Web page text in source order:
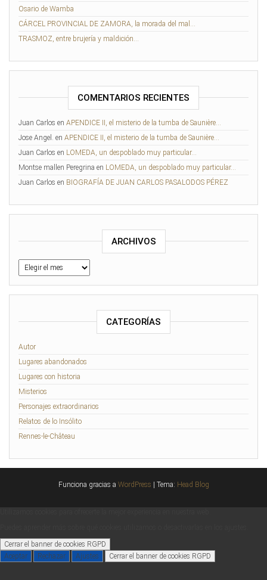
Osario de Wamba
CÁRCEL PROVINCIAL DE ZAMORA, la morada del mal…
TRASMOZ, entre brujería y maldición…
COMENTARIOS RECIENTES
Juan Carlos en APENDICE II, el misterio de la tumba de Saunière…
Jose Angel. en APENDICE II, el misterio de la tumba de Saunière…
Juan Carlos en LOMEDA, un despoblado muy particular…
Montse mallen Peregrina en LOMEDA, un despoblado muy particular…
Juan Carlos en BIOGRAFÍA DE JUAN CARLOS PASALODOS PÉREZ
ARCHIVOS
Archivos
CATEGORÍAS
Autor
Lugares abandonados
Lugares con historia
Misterios
Personajes extraordinarios
Relatos de lo Insólito
Rennes-le-Château
Funciona gracias a WordPress Tema: Head Blog
Cerrar el banner de cookies RGPD
Aceptar
Rechazar Ajustes Cerrar el banner de cookies RGPD